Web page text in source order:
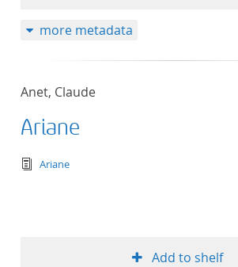
more metadata
Anet, Claude
Ariane
text/tg.edition+tg.aggregation+xml
Ariane
Add to shelf